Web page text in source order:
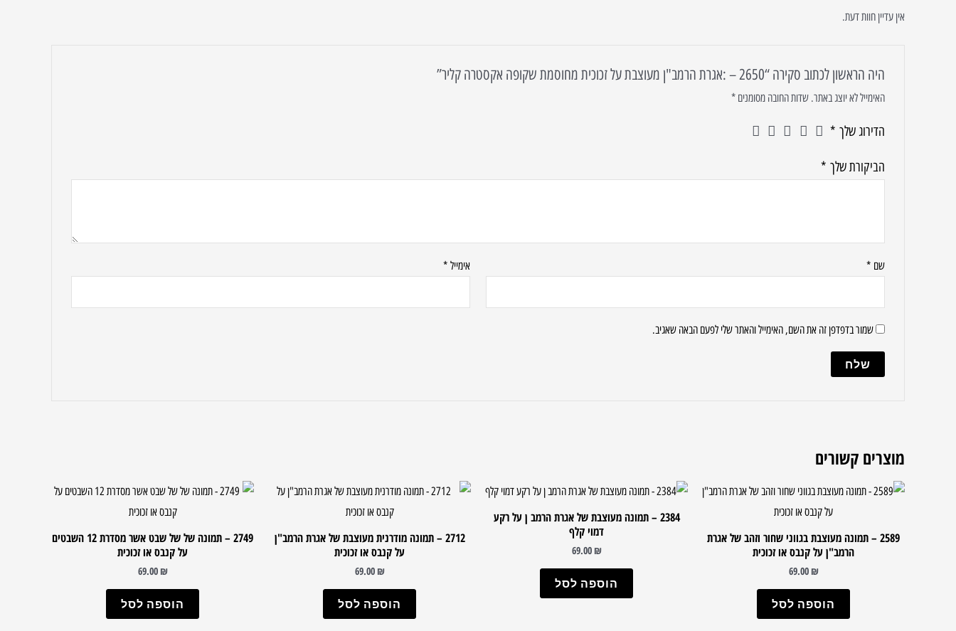
אין עדיין חוות דעת.
היה הראשון לכתוב סקירה “2650 – :אגרת הרמב"ן מעוצבת על זכוכית מחוסמת שקופה אקסטרה קליר”
האימייל לא יוצג באתר. שדות החובה מסומנים *
הדירוג שלך *
הביקורת שלך *
שם * אימייל*
שמור בדפדפן זה את השם, האימייל והאתר שלי לפעם הבאה שאגיב.
מוצרים קשורים
2589 – תמונה מעוצבת בגווני שחור וזהב של אגרת
הרמב"ן על קנבס או זכוכית
69.00 ₪
הוספה לסל
2384 – תמונה מעוצבת של אגרת הרמב ן על רקע
דמוי קלף
69.00 ₪
הוספה לסל
2712 – תמונה מודרנית מעוצבת של אגרת הרמב"ן
על קנבס או זכוכית
69.00 ₪
הוספה לסל
2749 – תמונה של של שבט אשר מסדרת 12 השבטים
על קנבס או זכוכית
69.00 ₪
הוספה לסל